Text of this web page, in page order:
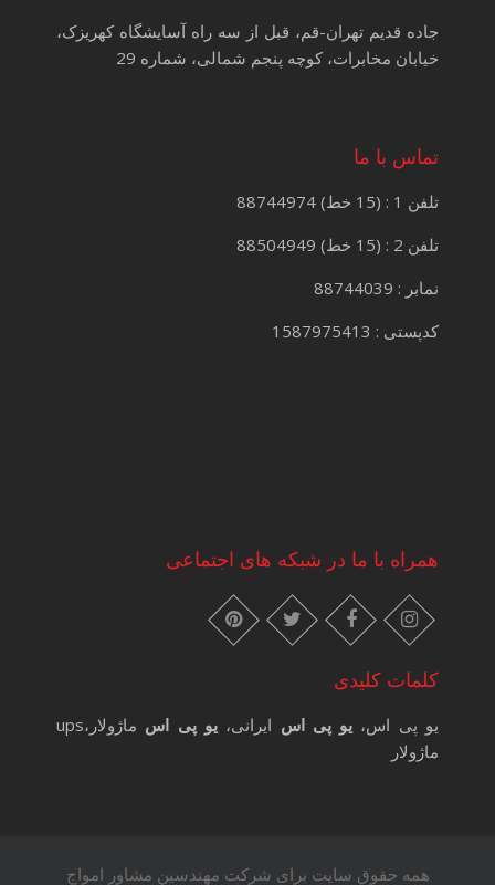
جاده قدیم تهران-قم، قبل از سه راه آسایشگاه کهریزک،
خیابان مخابرات، کوچه پنجم شمالی، شماره 29
تماس با ما
تلفن 1 : (15 خط) 88744974
تلفن 2 : (15 خط) 88504949
نمابر : 88744039
کدپستی : 1587975413
همراه با ما در شبکه های اجتماعی
instagram
facebook
twitter
pinterest
کلمات کلیدی
یو پی اس، یو پی اس ایرانی،یو پی اس
ماژولار،ups
ماژولار
همه حقوق سایت برای شرکت مهندسین مشاور امواج